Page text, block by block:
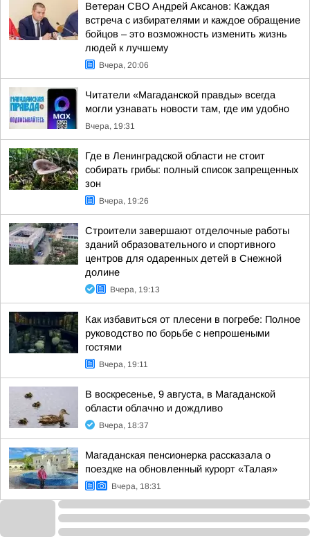
Ветеран СВО Андрей Аксанов: Каждая
встреча с избирателями и каждое обращение
бойцов – это возможность изменить жизнь
людей к лучшему
Вчера, 20:06
Читатели «Магаданской правды» всегда
могли узнавать новости там, где им удобно
Вчера, 19:31
Где в Ленинградской области не стоит
собирать грибы: полный список запрещенных
зон
Вчера, 19:26
Строители завершают отделочные работы
зданий образовательного и спортивного
центров для одаренных детей в Снежной
долине
Вчера, 19:13
Как избавиться от плесени в погребе: Полное
руководство по борьбе с непрошеными
гостями
Вчера, 19:11
В воскресенье, 9 августа, в Магаданской
области облачно и дождливо
Вчера, 18:37
Магаданская пенсионерка рассказала о
поездке на обновленный курорт «Талая»
Вчера, 18:31